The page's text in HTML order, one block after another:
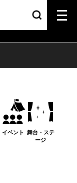
イベント
舞台・ステ
ージ